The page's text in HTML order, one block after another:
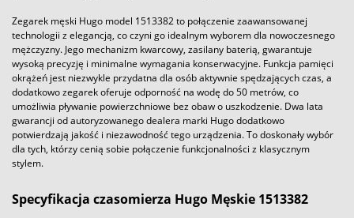
Zegarek męski Hugo model 1513382 to połączenie zaawansowanej
technologii z elegancją, co czyni go idealnym wyborem dla nowoczesnego
mężczyzny. Jego mechanizm kwarcowy, zasilany baterią, gwarantuje
wysoką precyzję i minimalne wymagania konserwacyjne. Funkcja pamięci
okrążeń jest niezwykle przydatna dla osób aktywnie spędzających czas, a
dodatkowo zegarek oferuje odporność na wodę do 50 metrów, co
umożliwia pływanie powierzchniowe bez obaw o uszkodzenie. Dwa lata
gwarancji od autoryzowanego dealera marki Hugo dodatkowo
potwierdzają jakość i niezawodność tego urządzenia. To doskonały wybór
dla tych, którzy cenią sobie połączenie funkcjonalności z klasycznym
stylem.
Specyfikacja czasomierza Hugo Męskie 1513382